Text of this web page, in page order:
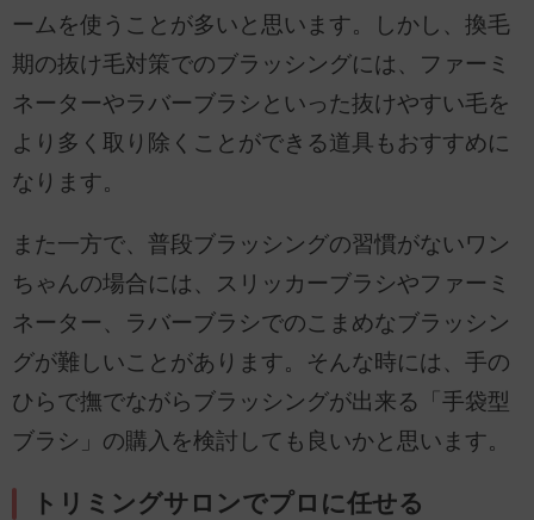
ームを使うことが多いと思います。しかし、換毛
期の抜け毛対策でのブラッシングには、ファーミ
ネーターやラバーブラシといった抜けやすい毛を
より多く取り除くことができる道具もおすすめに
なります。
また一方で、普段ブラッシングの習慣がないワン
ちゃんの場合には、スリッカーブラシやファーミ
ネーター、ラバーブラシでのこまめなブラッシン
グが難しいことがあります。そんな時には、手の
ひらで撫でながらブラッシングが出来る「手袋型
ブラシ」の購入を検討しても良いかと思います。
トリミングサロンでプロに任せる